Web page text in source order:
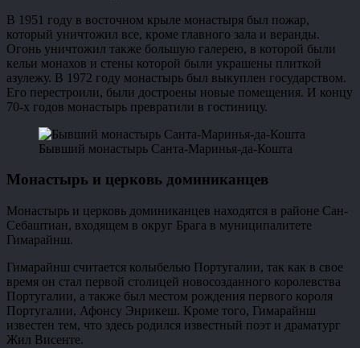
В 1951 году в восточном крыле монастыря был пожар,
который уничтожил все, кроме главного зала и веранды.
Огонь уничтожил также большую галерею, в которой были
кельи монахов и стены которой были украшены плиткой
азулежу. В 1972 году монастырь был выкуплен государством.
Его перестроили, были достроены новые помещения. И концу
70-х годов монастырь превратили в гостиницу.
Бывший монастырь Санта-Маринья-да-Кошта
Монастырь и церковь доминиканцев
Монастырь и церковь доминиканцев находятся в районе Сан-
Себаштиан, входящем в округ Брага в муниципалитете
Гимарайнш.
Гимарайнш считается колыбелью Португалии, так как в свое
время он стал первой столицей новосозданного королевства
Португалии, а также был местом рождения первого короля
Португалии, Афонсу Энрикеш. Кроме того, Гимарайнш
известен тем, что здесь родился известный поэт и драматург
Жил Висенте.